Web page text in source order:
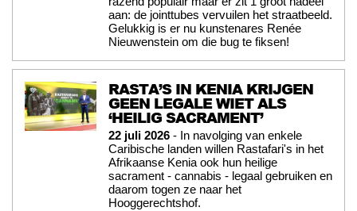
aan: de jointtubes vervuilen het straatbeeld.
Gelukkig is er nu kunstenares Renée
Nieuwenstein om die bug te fiksen!
RASTA’S IN KENIA KRIJGEN
GEEN LEGALE WIET ALS
‘HEILIG SACRAMENT’
22 juli 2026 - In navolging van enkele
Caribische landen willen Rastafari's in het
Afrikaanse Kenia ook hun heilige
sacrament - cannabis - legaal gebruiken en
daarom togen ze naar het
Hooggerechtshof.